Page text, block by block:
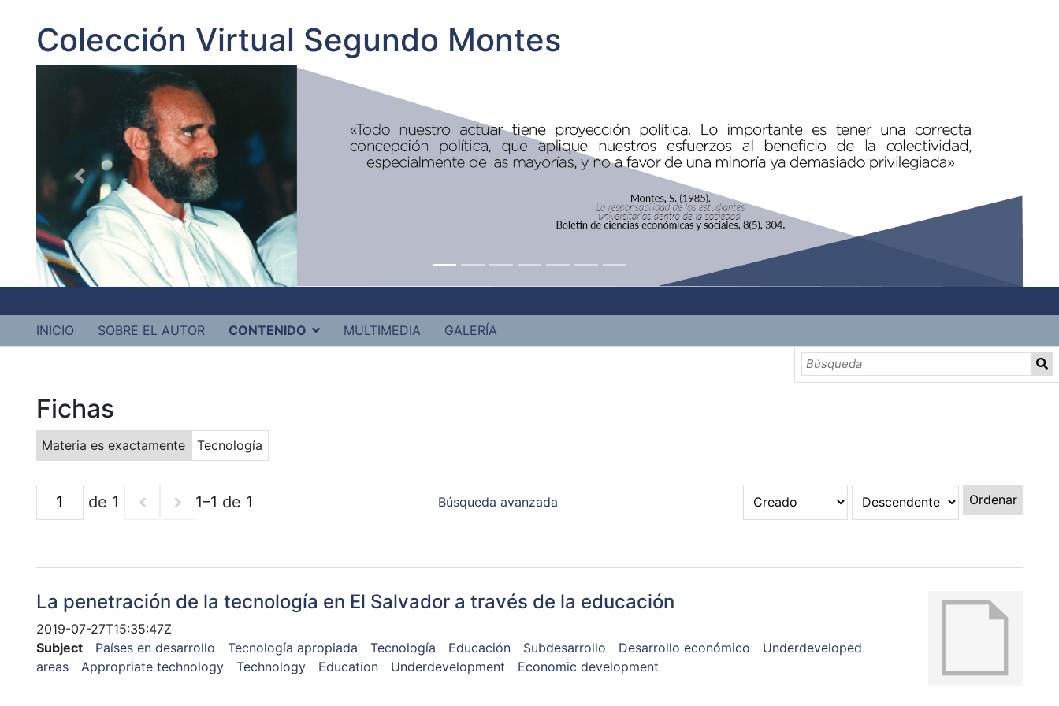
Colección Virtual Segundo Montes
INICIO SOBRE EL AUTOR CONTENIDO MULTIMEDIA GALERÍA
Fichas
Materia es exactamente Tecnología
de 1 1–1 de 1 Búsqueda avanzada Ordenar
La penetración de la tecnología en El Salvador a través de la educación
2019-07-27T15:35:47Z
Subject
Países en desarrollo Tecnología apropiada Tecnología Educación Subdesarrollo Desarrollo económico
Underdeveloped
areas
Appropriate technology Technology Education Underdevelopment Economic development